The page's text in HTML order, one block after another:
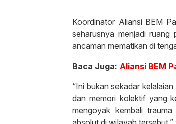
Koordinator Aliansi BEM
seharusnya menjadi
ancaman mematikan di
Baca Juga: Aliansi BEM
“Ini bukan sekadar
dan memori kolektif yang
mengoyak kembali